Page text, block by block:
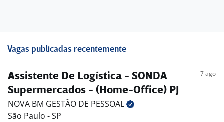
Vagas publicadas recentemente
Assistente De Logística - SONDA
Supermercados - (Home-Office) PJ
7 ago
NOVA BM GESTÃO DE PESSOAL
São Paulo - SP